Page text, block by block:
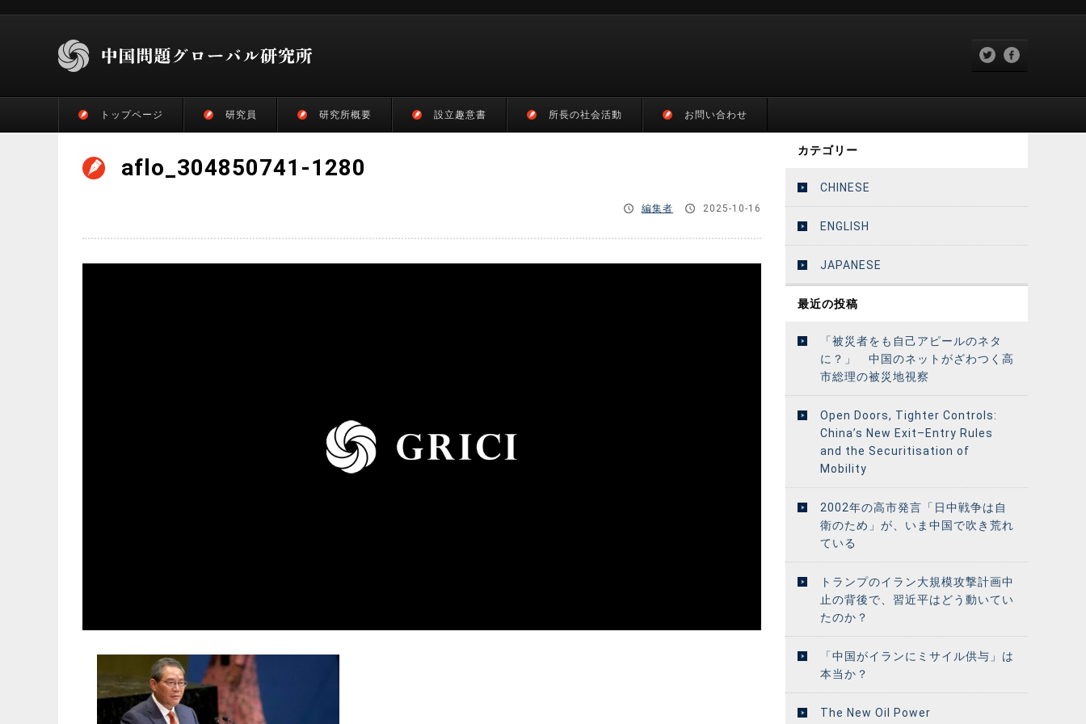
トップページ 研究員 研究所概要 設立趣意書 所長の社会活動 お問い合わせ
aflo_304850741-1280
編集者 2025-10-16
カテゴリー
CHINESE
ENGLISH
JAPANESE
最近の投稿
「被災者をも自己アピールのネタ
に？」 中国のネットがざわつく高
市総理の被災地視察
Open Doors, Tighter Controls:
China’s New Exit–Entry Rules
and the Securitisation of
Mobility
2002年の高市発言「日中戦争は自
衛のため」が、いま中国で吹き荒れ
ている
トランプのイラン大規模攻撃計画中
止の背後で、習近平はどう動いてい
たのか？
「中国がイランにミサイル供与」は
本当か？
The New Oil Power